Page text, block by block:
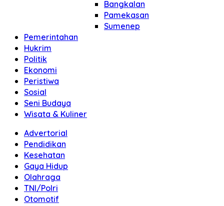
Bangkalan
Pamekasan
Sumenep
Pemerintahan
Hukrim
Politik
Ekonomi
Peristiwa
Sosial
Seni Budaya
Wisata & Kuliner
Advertorial
Pendidikan
Kesehatan
Gaya Hidup
Olahraga
TNI/Polri
Otomotif